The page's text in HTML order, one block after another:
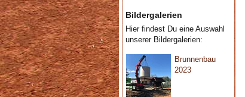
Bildergalerien
Hier findest Du eine Auswahl
unserer Bildergalerien:
Brunnenbau
2023